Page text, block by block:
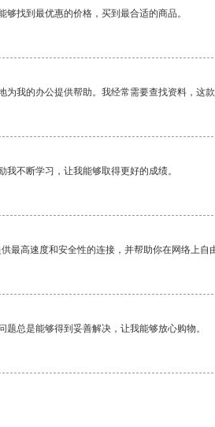
找到最优惠的价格，买到最合适的商品。
我的办公提供帮助。我经常需要查找资料，这
不断学习，让我能够取得更好的成绩。
最高速度和安全性的连接，并帮助你在网络上自
总是能够得到妥善解决，让我能够放心购物。